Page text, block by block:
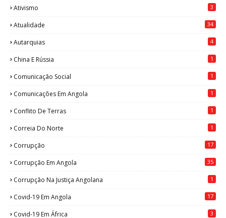
Ativismo 3
Atualidade 34
Autarquias 4
China E Rússia 1
Comunicação Social 1
Comunicações Em Angola 1
Conflito De Terras 1
Correia Do Norte 1
Corrupção 17
Corrupção Em Angola 35
Corrupção Na Justiça Angolana 1
Covid-19 Em Angola 17
Covid-19 Em África 3